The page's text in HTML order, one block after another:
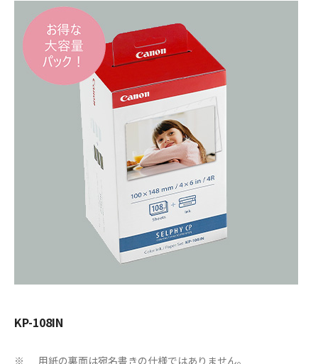
KP-108IN
※ 用紙の裏面は宛名書きの仕様ではありません。